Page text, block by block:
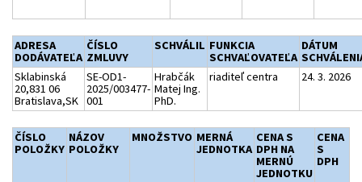
ADRESA
DODÁVATEĽA
ČÍSLO
ZMLUVY
SCHVÁLIL FUNKCIA
SCHVAĽOVATEĽA
DÁTUM
Sklabinská
20,831 06
Bratislava,SK
SE-OD1-
2025/003477-
001
Hrabčák
Matej Ing.
PhD.
riaditeľ centra 24. 3. 2026
ČÍSLO
POLOŽKY
NÁZOV
POLOŽKY
MNOŽSTVO MERNÁ
JEDNOTKA
CENA S
DPH NA
MERNÚ
JEDNOTKU
CENA
S
DPH